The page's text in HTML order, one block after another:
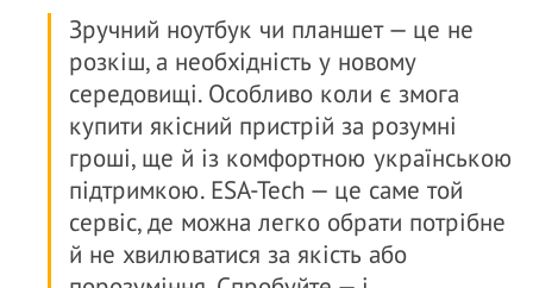
Зручний ноутбук чи планшет — це не
розкіш, а необхідність у новому
середовищі. Особливо коли є змога
купити якісний пристрій за розумні
гроші, ще й із комфортною українською
підтримкою. ESA-Tech — це саме той
сервіс, де можна легко обрати потрібне
й не хвилюватися за якість або